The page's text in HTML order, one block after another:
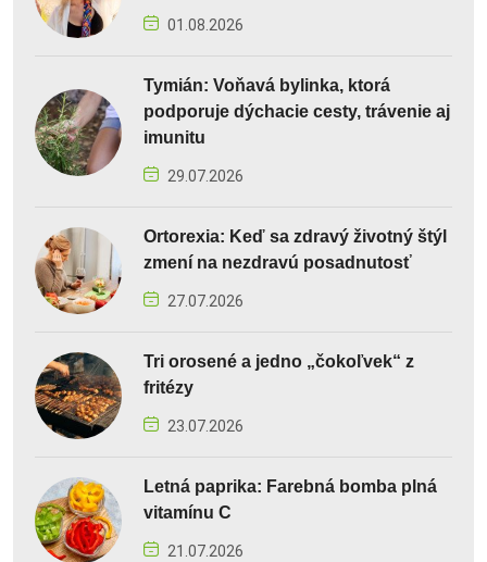
01.08.2026
Tymián: Voňavá bylinka, ktorá
podporuje dýchacie cesty, trávenie aj
imunitu
29.07.2026
Ortorexia: Keď sa zdravý životný štýl
zmení na nezdravú posadnutosť
27.07.2026
Tri orosené a jedno „čokoľvek“ z
fritézy
23.07.2026
Letná paprika: Farebná bomba plná
vitamínu C
21.07.2026